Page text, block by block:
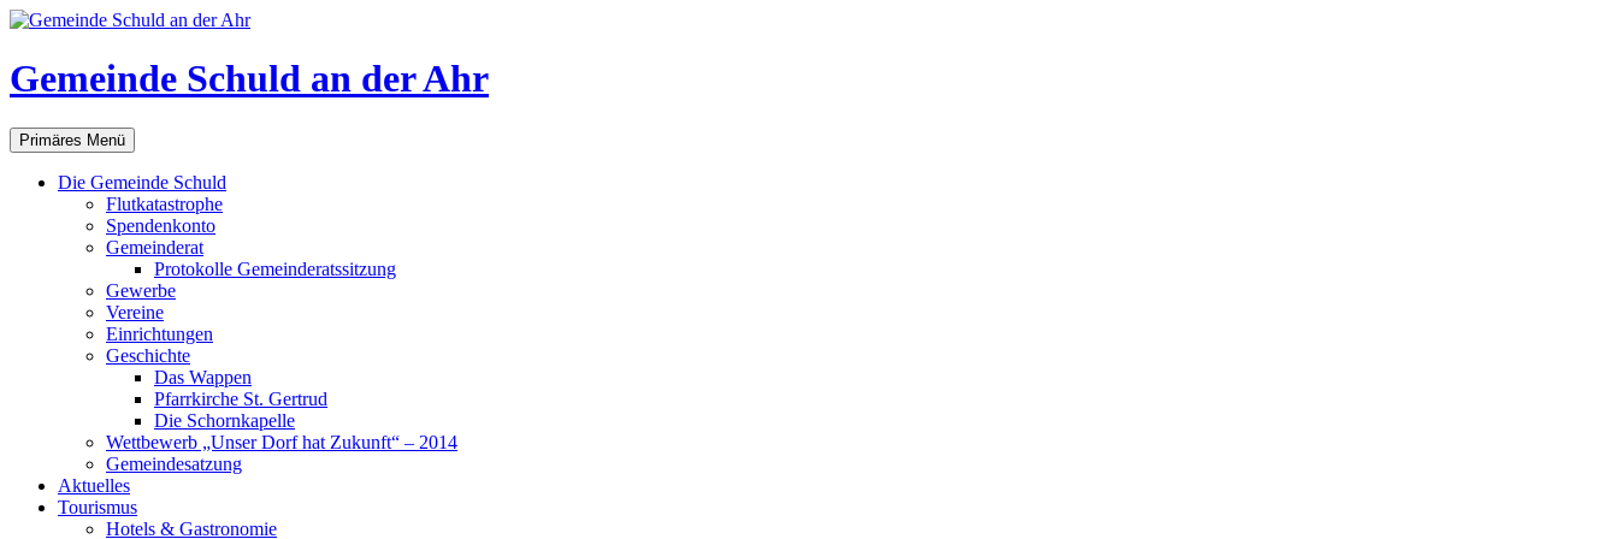
Gemeinde Schuld an der Ahr
Suchen
Primäres Menü Zum
Inhalt
springen
Die Gemeinde Schuld
Flutkatastrophe
Spendenkonto
Gemeinderat
Protokolle Gemeinderatssitzung
Gewerbe
Vereine
Einrichtungen
Geschichte
Das Wappen
Pfarrkirche St. Gertrud
Die Schornkapelle
Wettbewerb „Unser Dorf hat Zukunft“ – 2014
Gemeindesatzung
Aktuelles
Tourismus
Hotels & Gastronomie